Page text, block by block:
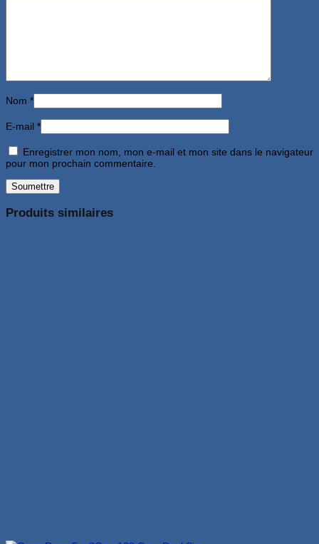
Nom *
E-mail *
Enregistrer mon nom, mon e-mail et mon site dans le navigateur
pour mon prochain commentaire.
Produits similaires